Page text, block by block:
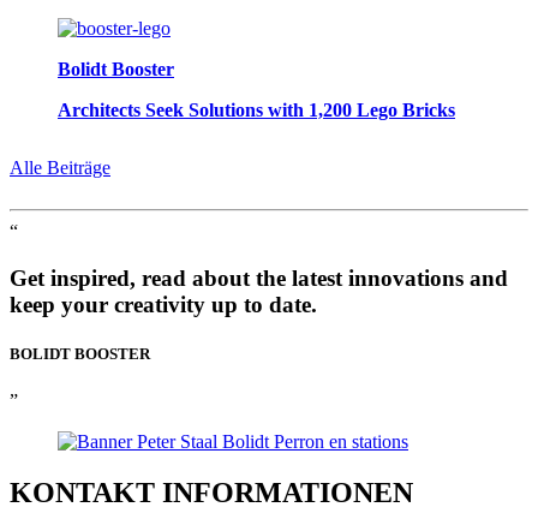
Bolidt Booster
Architects Seek Solutions with 1,200 Lego Bricks
Alle Beiträge
“
Get inspired, read about the latest innovations and
keep your creativity up to date.
BOLIDT BOOSTER
”
KONTAKT INFORMATIONEN